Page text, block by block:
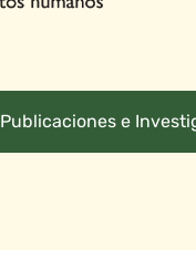
Publicaciones e